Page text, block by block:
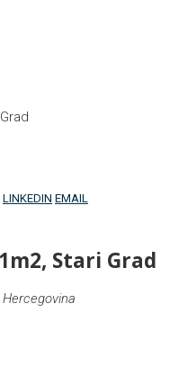
LINKEDIN EMAIL
Stari Grad